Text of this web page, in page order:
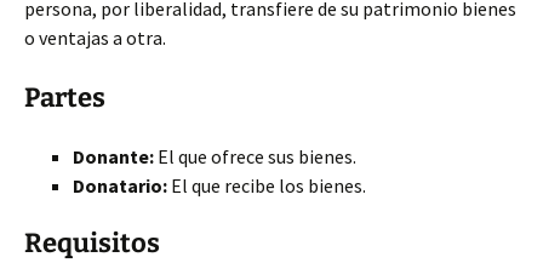
persona, por liberalidad, transfiere de su patrimonio bienes
o ventajas a otra.
Partes
Donante: El que ofrece sus bienes.
Donatario: El que recibe los bienes.
Requisitos